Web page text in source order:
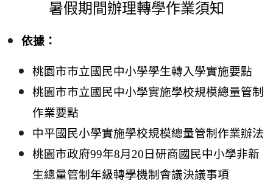
暑假期間辦理轉學作業須知
依據：
桃園市市立國民中小學學生轉入學實施要點
桃園市市立國民中小學實施學校規模總量管制
作業要點
中平國民小學實施學校規模總量管制作業辦法
桃園市政府99年8月 20 日研商國民中小學非新
生總量管制年級轉學機制會議決議事項